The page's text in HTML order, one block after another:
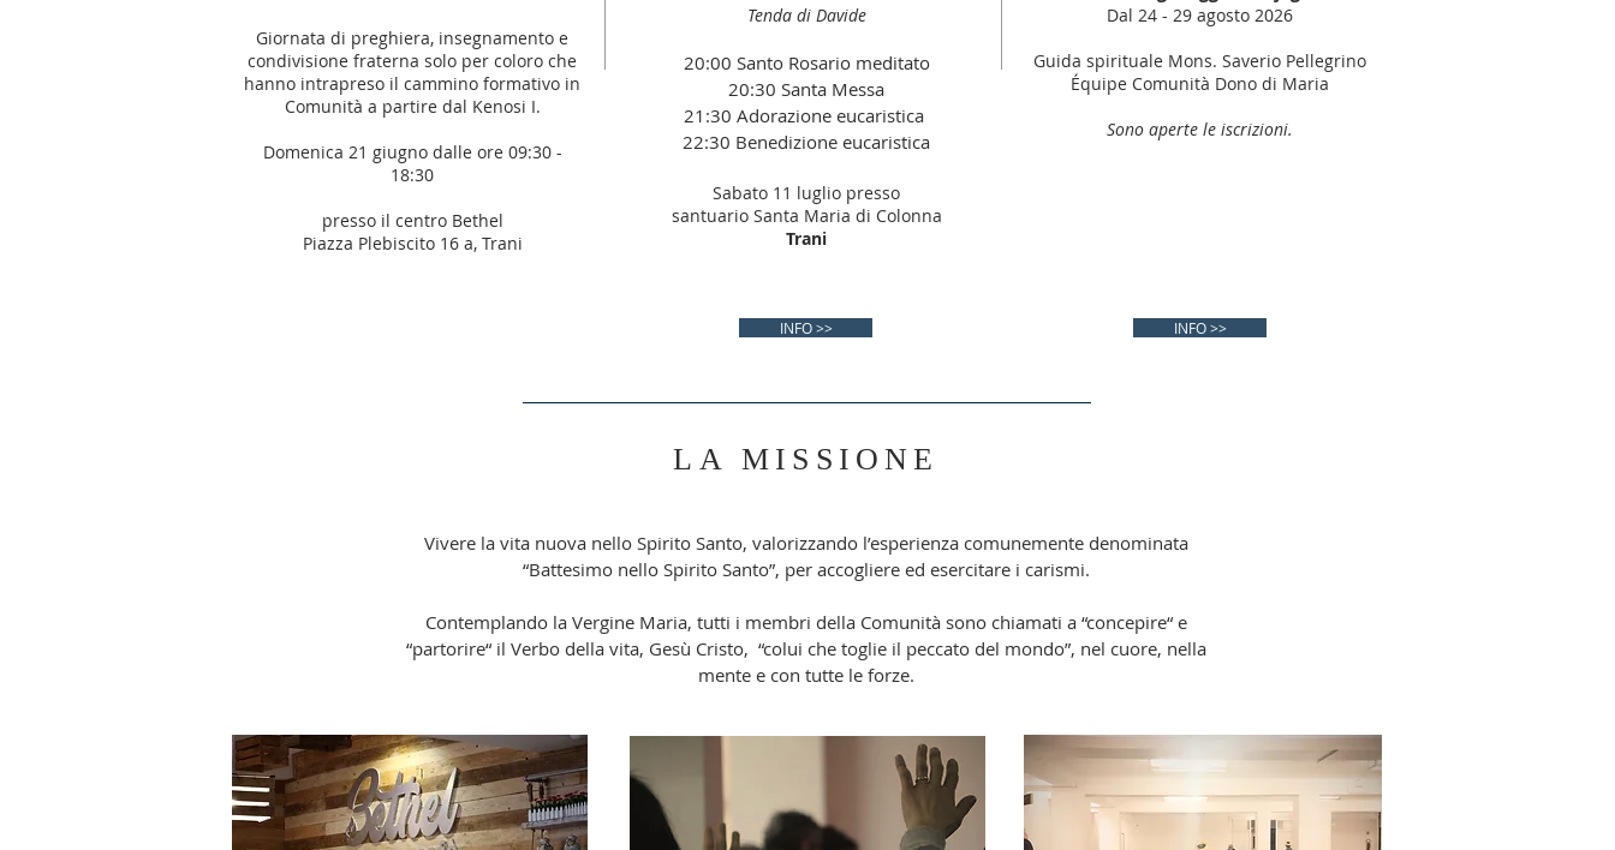
Giornata di preghiera, insegnamento e
condivisione fraterna solo per coloro che
hanno intrapreso il cammino formativo in
Comunità a partire dal Kenosi I.
Domenica 21 giugno dalle ore 09:30 -
18:30
presso il centro Bethel
Piazza Plebiscito 16 a, Trani
Tenda di Davide
20:00 Santo Rosario meditato
20:30 Santa Messa
21:30 Adorazione eucaristica
22:30 Benedizione eucaristica
Sabato 11 luglio presso
santuario Santa Maria di Colonna
Trani
Dal 24 - 29 agosto 2026
Guida spirituale Mons. Saverio Pellegrino
Équipe Comunità Dono di Maria
Sono aperte le iscrizioni.
INFO >> INFO >>
LA MISSIONE
Vivere la vita nuova nello Spirito Santo, valorizzando l’esperienza comunemente denominata
“Battesimo nello Spirito Santo”, per accogliere ed esercitare i carismi.
Contemplando la Vergine Maria, tutti i membri della Comunità sono chiamati a “concepire“ e
“partorire“ il Verbo della vita, Gesù Cristo, “colui che toglie il peccato del mondo”, nel cuore, nella
mente e con tutte le forze.